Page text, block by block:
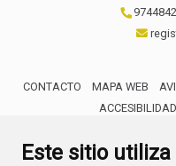
Este sitio
CONTACTO MAPA WEB
ACCESIBILIDAD